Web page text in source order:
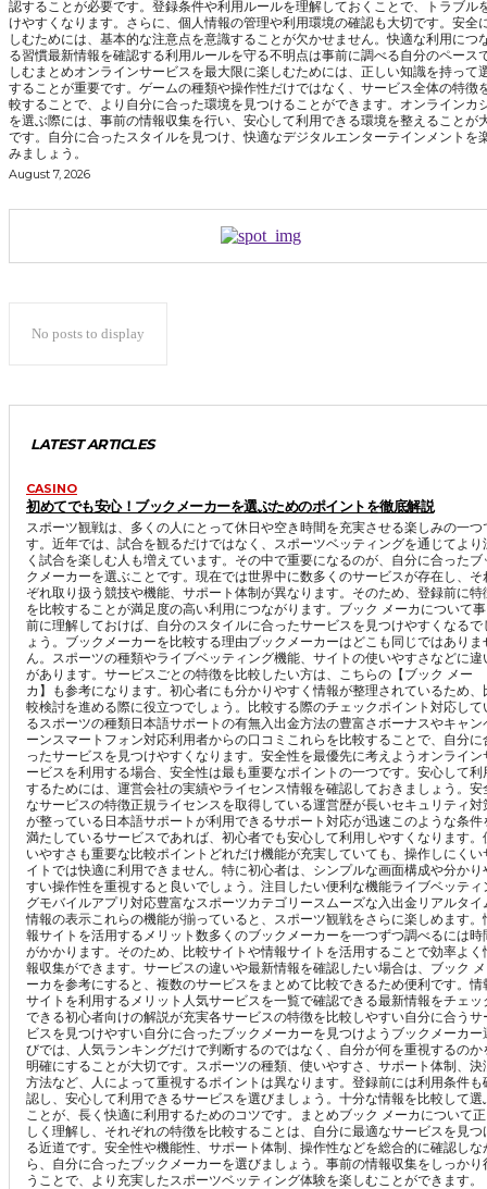
認することが必要です。登録条件や利用ルールを理解しておくことで、トラブル
けやすくなります。さらに、個人情報の管理や利用環境の確認も大切です。安全
しむためには、基本的な注意点を意識することが欠かせません。快適な利用につ
る習慣最新情報を確認する利用ルールを守る不明点は事前に調べる自分のペース
しむまとめオンラインサービスを最大限に楽しむためには、正しい知識を持って
することが重要です。ゲームの種類や操作性だけではなく、サービス全体の特徴
較することで、より自分に合った環境を見つけることができます。オンラインカ
を選ぶ際には、事前の情報収集を行い、安心して利用できる環境を整えることが
です。自分に合ったスタイルを見つけ、快適なデジタルエンターテインメントを
みましょう。
August 7, 2026
No posts to display
LATEST ARTICLES
CASINO
初めてでも安心！ブックメーカーを選ぶためのポイントを徹底解説
スポーツ観戦は、多くの人にとって休日や空き時間を充実させる楽しみの一つ
す。近年では、試合を観るだけではなく、スポーツベッティングを通じてより
く試合を楽しむ人も増えています。その中で重要になるのが、自分に合ったブ
クメーカーを選ぶことです。現在では世界中に数多くのサービスが存在し、そ
ぞれ取り扱う競技や機能、サポート体制が異なります。そのため、登録前に特
を比較することが満足度の高い利用につながります。ブック メーカについて事
前に理解しておけば、自分のスタイルに合ったサービスを見つけやすくなるで
ょう。ブックメーカーを比較する理由ブックメーカーはどこも同じではありま
ん。スポーツの種類やライブベッティング機能、サイトの使いやすさなどに違
があります。サービスごとの特徴を比較したい方は、こちらの【ブック メー
カ】も参考になります。初心者にも分かりやすく情報が整理されているため、
較検討を進める際に役立つでしょう。比較する際のチェックポイント対応して
るスポーツの種類日本語サポートの有無入出金方法の豊富さボーナスやキャン
ーンスマートフォン対応利用者からの口コミこれらを比較することで、自分に
ったサービスを見つけやすくなります。安全性を最優先に考えようオンライン
ービスを利用する場合、安全性は最も重要なポイントの一つです。安心して利
するためには、運営会社の実績やライセンス情報を確認しておきましょう。安
なサービスの特徴正規ライセンスを取得している運営歴が長いセキュリティ対
が整っている日本語サポートが利用できるサポート対応が迅速このような条件
満たしているサービスであれば、初心者でも安心して利用しやすくなります。
いやすさも重要な比較ポイントどれだけ機能が充実していても、操作しにくい
イトでは快適に利用できません。特に初心者は、シンプルな画面構成や分かり
すい操作性を重視すると良いでしょう。注目したい便利な機能ライブベッティ
グモバイルアプリ対応豊富なスポーツカテゴリースムーズな入出金リアルタイ
情報の表示これらの機能が揃っていると、スポーツ観戦をさらに楽しめます。
報サイトを活用するメリット数多くのブックメーカーを一つずつ調べるには時
がかかります。そのため、比較サイトや情報サイトを活用することで効率よく
報収集ができます。サービスの違いや最新情報を確認したい場合は、ブック メ
ーカを参考にすると、複数のサービスをまとめて比較できるため便利です。情
サイトを利用するメリット人気サービスを一覧で確認できる最新情報をチェッ
できる初心者向けの解説が充実各サービスの特徴を比較しやすい自分に合うサ
ビスを見つけやすい自分に合ったブックメーカーを見つけようブックメーカー
びでは、人気ランキングだけで判断するのではなく、自分が何を重視するのか
明確にすることが大切です。スポーツの種類、使いやすさ、サポート体制、決
方法など、人によって重視するポイントは異なります。登録前には利用条件も
認し、安心して利用できるサービスを選びましょう。十分な情報を比較して選
ことが、長く快適に利用するためのコツです。まとめブック メーカについて正
しく理解し、それぞれの特徴を比較することは、自分に最適なサービスを見つ
る近道です。安全性や機能性、サポート体制、操作性などを総合的に確認しな
ら、自分に合ったブックメーカーを選びましょう。事前の情報収集をしっかり
うことで、より充実したスポーツベッティング体験を楽しむことができます。